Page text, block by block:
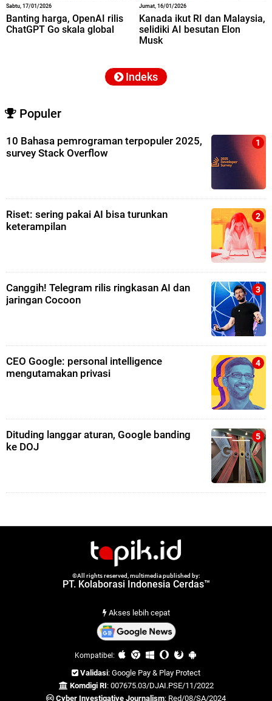
Sabtu, 17/01/2026
Banting harga, OpenAI rilis
ChatGPT Go skala global
Jumat, 16/01/2026
Kanada ikut RI dan Malaysia,
selidiki AI besutan Elon
Musk
Indeks
Populer
10 Bahasa pemrograman terpopuler 2025,
survey Stack Overflow
Riset: sering pakai AI bisa turunkan
keterampilan
Canggih! Telegram rilis ringkasan AI dan
jaringan Cocoon
CEO Google: personal intelligence
mengutamakan privasi
Dituding langgar aturan, Google banding
ke DOJ
©All rights reserved, multimedia published by:
PT. Kolaborasi Indonesia Cerdas™
Akses lebih cepat
Kompatibel:
Validasi: Google Pay & Play Protect
Komdigi RI: 007675.03/DJAI.PSE/11/2022
Cyber Investigative Journalism: Red/08/SA/2024